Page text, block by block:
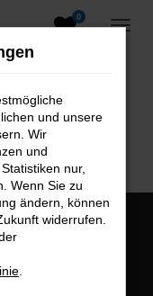
0
und unsere
Wir
und
nur,
Wenn Sie zu
ändern, können
widerrufen.